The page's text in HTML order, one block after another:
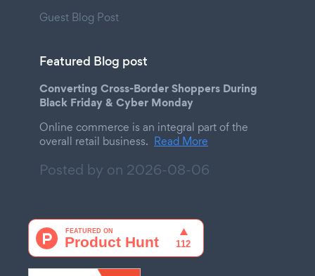
Guest Blog Post
Featured Blog post
Converting Cross-Border Shoppers During
Black Friday & Cyber Monday
Online commerce is an integral part of the
overall retail business. Read More
Posted by on 2026-08-06